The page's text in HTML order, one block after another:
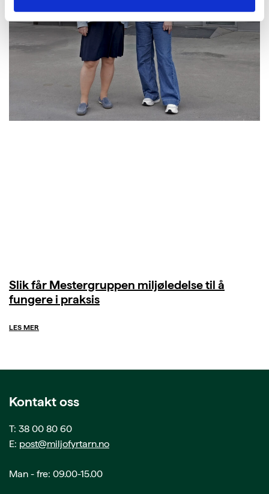
Slik får Mestergruppen miljøledelse til å
fungere i praksis
LES MER
Kontakt oss
T: 38 00 80 60
E: post@miljofyrtarn.no
Man - fre: 09.00-15.00